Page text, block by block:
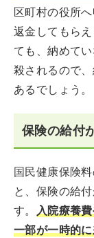
区町村の役所
返金してもら
ても、納めて
殺されるので
あるでしょう。
保険の給付
国民健康保険
と、保険の給
す。
入院療養
一部が一時的